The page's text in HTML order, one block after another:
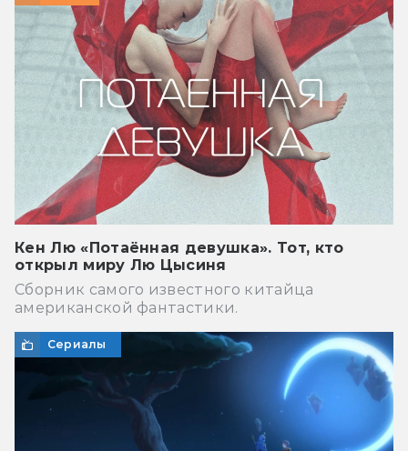
Кен Лю «Потаённая девушка». Тот, кто
открыл миру Лю Цысиня
Сборник самого известного китайца
американской фантастики.
Сериалы